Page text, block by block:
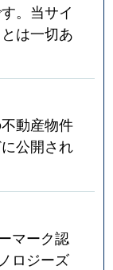
。当サイ
は一切あ
動産物件
公開され
マーク認
ロジーズ